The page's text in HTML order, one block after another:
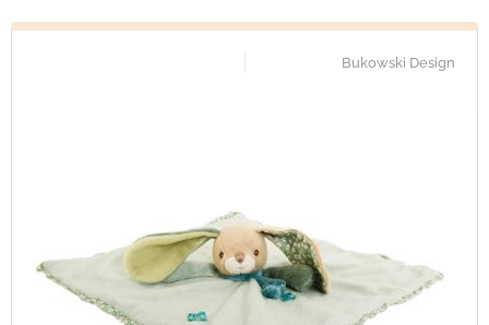
Bukowski Design